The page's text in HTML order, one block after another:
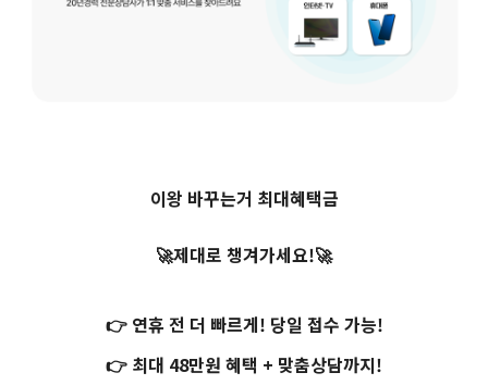
이왕 바꾸는거 최대혜택금
🚀제대로 챙겨가세요!🚀
👉 연휴 전 더 빠르게! 당일 접수 가능!
👉 최대 48만원 혜택 + 맞춤상담까지!